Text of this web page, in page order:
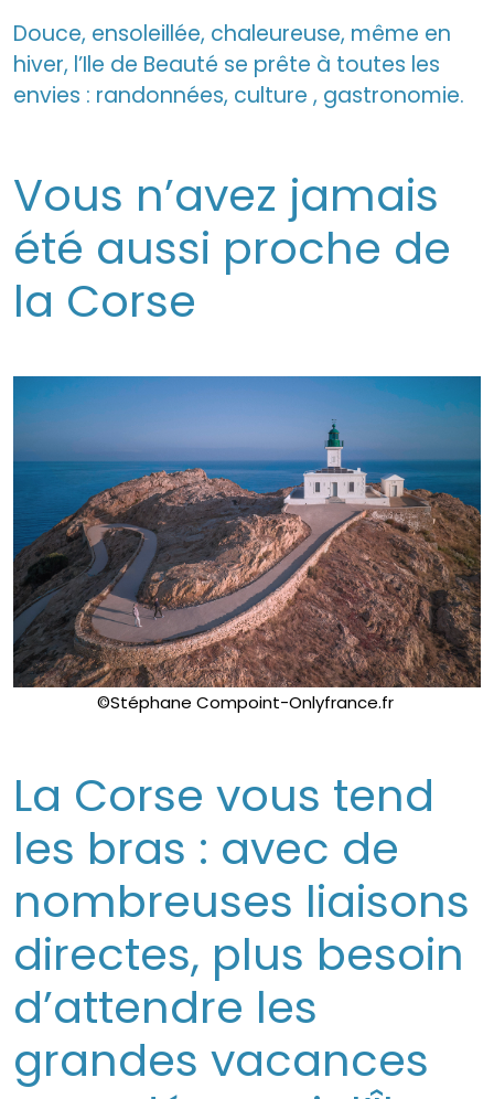
Douce, ensoleillée, chaleureuse, même en
hiver, l’Ile de Beauté se prête à toutes les
envies : randonnées, culture , gastronomie.
Vous n’avez jamais
été aussi proche de
la Corse
©Stéphane Compoint-Onlyfrance.fr
La Corse vous tend
les bras : avec de
nombreuses liaisons
directes, plus besoin
d’attendre les
grandes vacances